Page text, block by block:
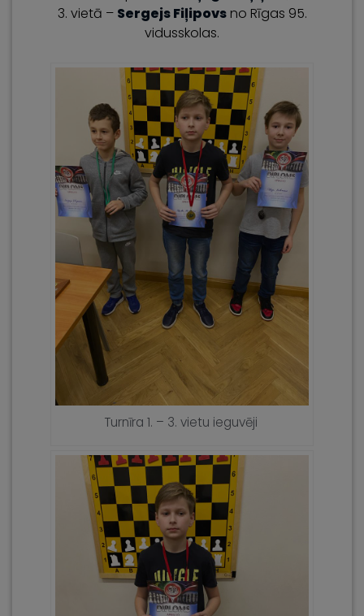
3. vietā – Sergejs Fiļipovsno Rīgas 95.
vidusskolas.
Turnīra 1. – 3. vietu ieguvēji